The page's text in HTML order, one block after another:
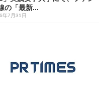
の「最新...
年7月31日